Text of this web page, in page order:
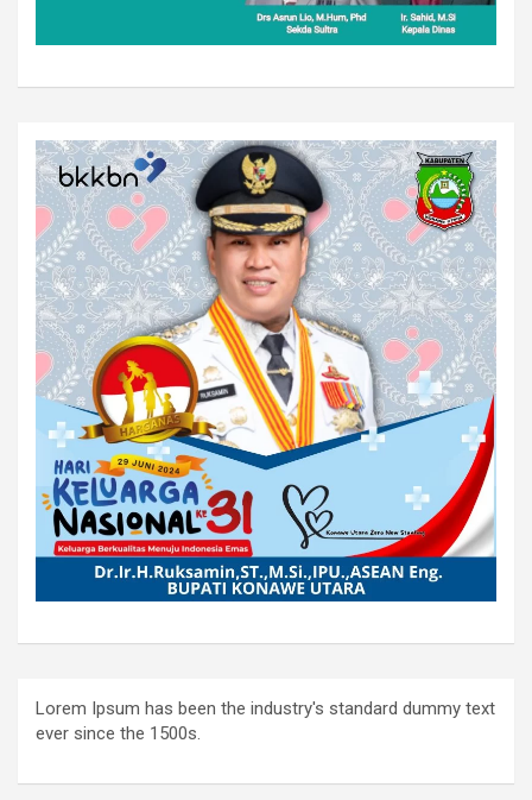
Lorem Ipsum has been the industry's standard dummy text
ever since the 1500s.